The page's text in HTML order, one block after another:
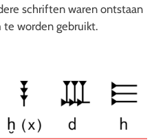
schriften waren ontstaan
worden gebruikt.